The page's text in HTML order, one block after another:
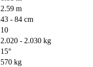
2.59 m
43 - 84 cm
10
2.020 - 2.030 kg
15°
570 kg